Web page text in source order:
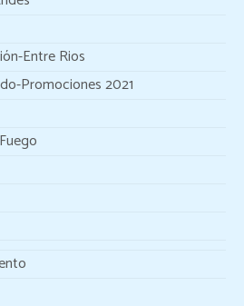
Entre Rios
Promociones 2021